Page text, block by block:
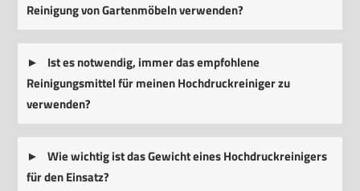
Reinigung von Gartenmöbeln verwenden?
Ist es notwendig, immer das empfohlene
Reinigungsmittel für meinen Hochdruckreiniger zu
verwenden?
Wie wichtig ist das Gewicht eines Hochdruckreinigers
für den Einsatz?